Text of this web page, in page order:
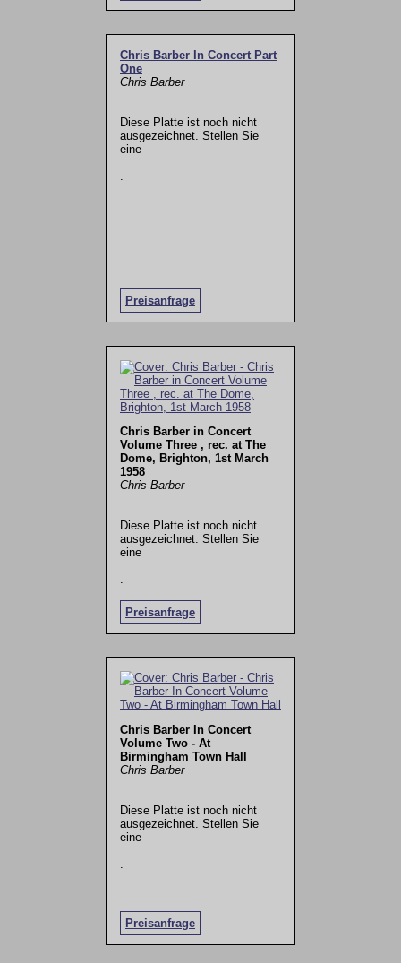
Chris Barber In Concert Part
One
Chris Barber
Diese Platte ist noch nicht
ausgezeichnet. Stellen Sie
eine
Preisanfrage
.
Chris Barber in Concert
Volume Three , rec. at The
Dome, Brighton, 1st March
1958
Chris Barber
Diese Platte ist noch nicht
ausgezeichnet. Stellen Sie
eine
Preisanfrage
.
Chris Barber In Concert
Volume Two - At
Birmingham Town Hall
Chris Barber
Diese Platte ist noch nicht
ausgezeichnet. Stellen Sie
eine
Preisanfrage
.